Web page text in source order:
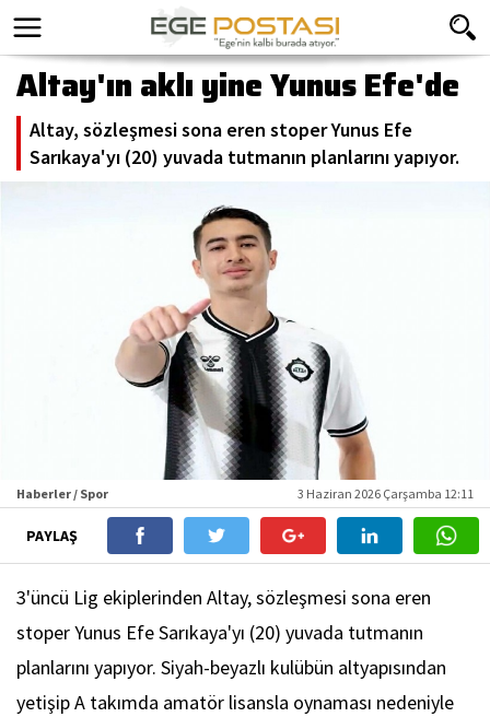
Altay'ın aklı yine Yunus Efe'de
Altay, sözleşmesi sona eren stoper Yunus Efe
Sarıkaya'yı (20) yuvada tutmanın planlarını yapıyor.
Haberler / Spor 3 Haziran 2026 Çarşamba 12:11
PAYLAŞ
3'üncü Lig ekiplerinden Altay, sözleşmesi sona eren
stoper Yunus Efe Sarıkaya'yı (20) yuvada tutmanın
planlarını yapıyor. Siyah-beyazlı kulübün altyapısından
yetişip A takımda amatör lisansla oynaması nedeniyle